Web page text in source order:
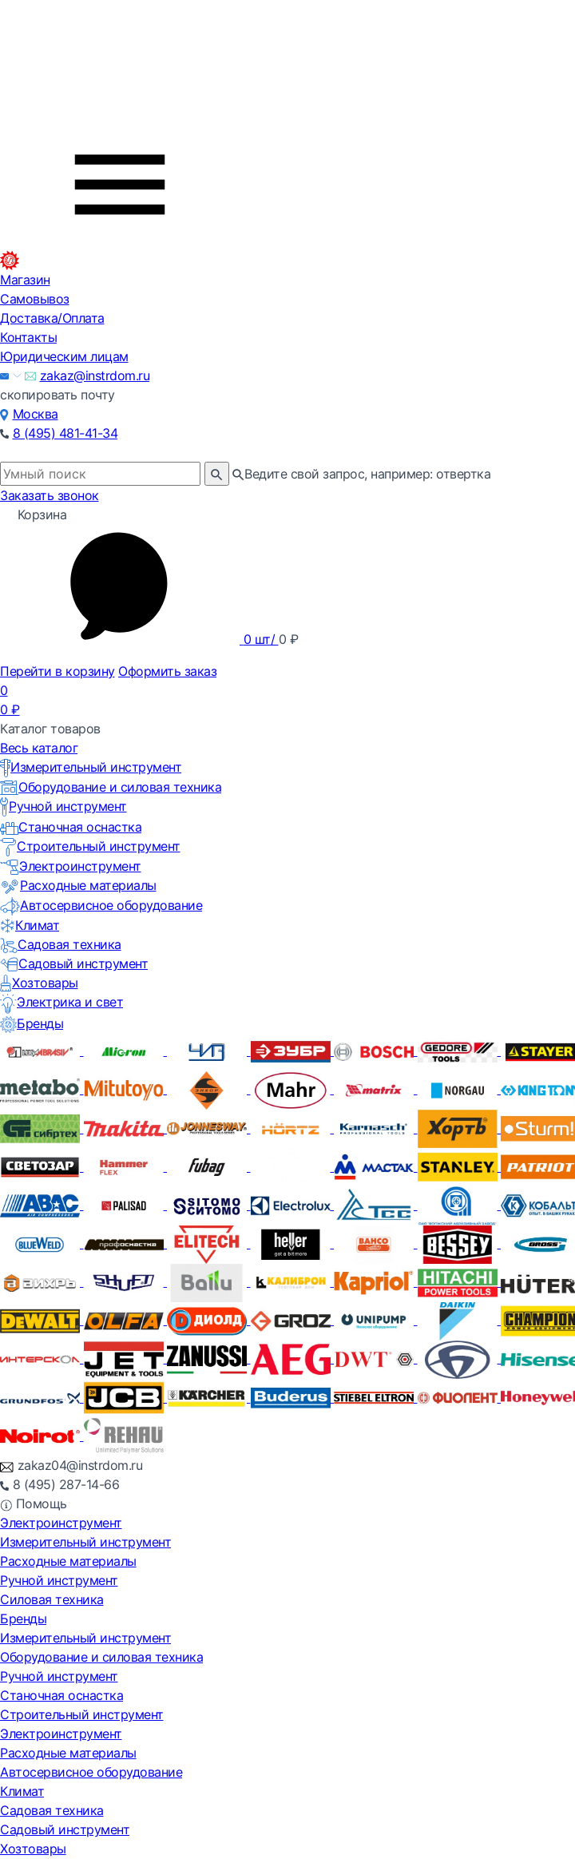
Магазин
Самовывоз
Доставка/Оплата
Контакты
Юридическим лицам
zakaz@instrdom.ru
скопировать почту
Москва
8 (495) 481-41-34
Ведите свой запрос, например: отвертка
Заказать звонок
Корзина
0 шт/ 0 ₽
Перейти в корзину Оформить заказ
0
0 ₽
Каталог товаров
Весь каталог
Измерительный инструмент
Оборудование и силовая техника
Ручной инструмент
Станочная оснастка
Строительный инструмент
Электроинструмент
Расходные материалы
Автосервисное оборудование
Климат
Садовая техника
Садовый инструмент
Хозтовары
Электрика и свет
Бренды
zakaz04@instrdom.ru
8 (495) 287-14-66
Помощь
Электроинструмент
Измерительный инструмент
Расходные материалы
Ручной инструмент
Силовая техника
Бренды
Измерительный инструмент
Оборудование и силовая техника
Ручной инструмент
Станочная оснастка
Строительный инструмент
Электроинструмент
Расходные материалы
Автосервисное оборудование
Климат
Садовая техника
Садовый инструмент
Хозтовары